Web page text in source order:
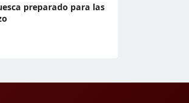
preparado para las